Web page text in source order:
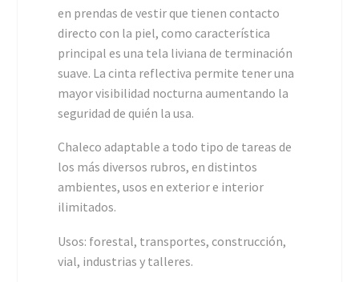
en prendas de vestir que tienen contacto
directo con la piel, como característica
principal es una tela liviana de terminación
suave. La cinta reflectiva permite tener una
mayor visibilidad nocturna aumentando la
seguridad de quién la usa.
Chaleco adaptable a todo tipo de tareas de
los más diversos rubros, en distintos
ambientes, usos en exterior e interior
ilimitados.
Usos: forestal, transportes, construcción,
vial, industrias y talleres.